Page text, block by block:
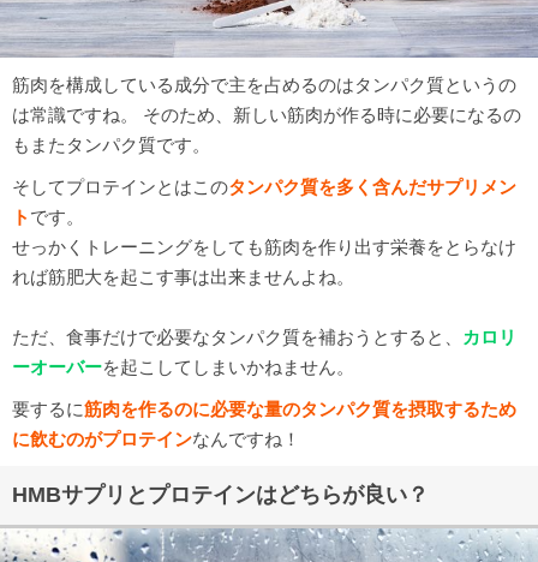
筋肉を構成している成分で主を占めるのはタンパク質というの
は常識ですね。 そのため、新しい筋肉が作る時に必要になるの
もまたタンパク質です。
そしてプロテインとはこのタンパク質を多く含んだサプリメン
ト です。
せっかくトレーニングをしても筋肉を作り出す栄養をとらなけ
れば筋肥大を起こす事は出来ませんよね。
ただ、食事だけで必要なタンパク質を補おうとすると、
カロリ
ーオーバーを起こしてしまいかねません。
要するに筋肉を作るのに必要な量のタンパク質を摂取するため
に飲むのがプロテインなんですね！
HMBサプリとプロテインはどちらが良い？